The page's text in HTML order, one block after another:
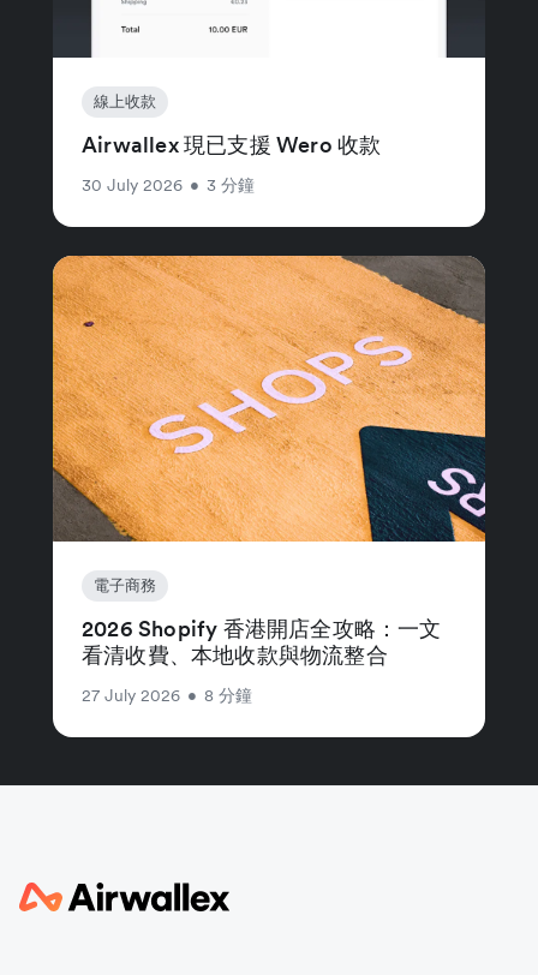
線上收款
Airwallex 現已支援 Wero 收款
30 July 2026 • 3 分鐘
電子商務
2026 Shopify 香港開店全攻略：一文
看清收費、本地收款與物流整合
27 July 2026 • 8 分鐘